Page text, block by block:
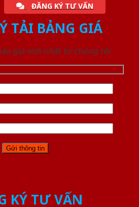
ĐĂNG KÝ TƯ VẤN
TẢI BẢNG GIÁ
giá mới nhất từ chúng tôi
KÝ TƯ VẤN